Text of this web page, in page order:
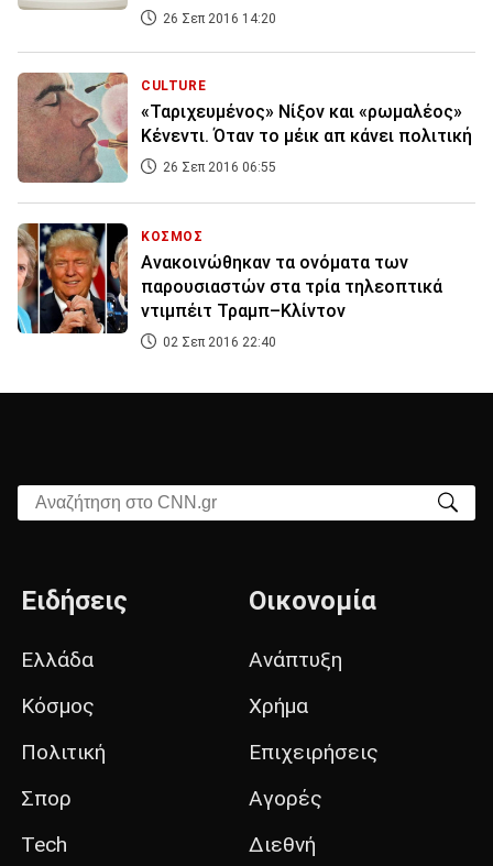
26 Σεπ 2016 14:20
CULTURE
«Ταριχευμένος» Νίξον και «ρωμαλέος»
Κένεντι. Όταν το μέικ απ κάνει πολιτική
26 Σεπ 2016 06:55
ΚΟΣΜΟΣ
Ανακοινώθηκαν τα ονόματα των
παρουσιαστών στα τρία τηλεοπτικά
ντιμπέιτ Τραμπ–Κλίντον
02 Σεπ 2016 22:40
Αναζήτηση στο CNN.gr
Ειδήσεις
Ελλάδα
Κόσμος
Πολιτική
Σπορ
Tech
Οικονομία
Ανάπτυξη
Χρήμα
Επιχειρήσεις
Αγορές
Διεθνή